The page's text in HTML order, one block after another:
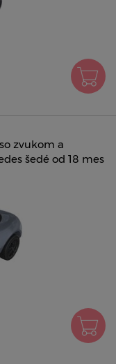
zvukom a
šedé od 18 mes